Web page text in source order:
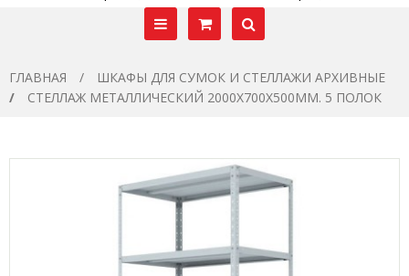
ГЛАВНАЯ
ШКАФЫ ДЛЯ СУМОК И СТЕЛЛАЖИ АРХИВНЫЕ
СТЕЛЛАЖ МЕТАЛЛИЧЕСКИЙ 2000X700X500ММ. 5 ПОЛОК